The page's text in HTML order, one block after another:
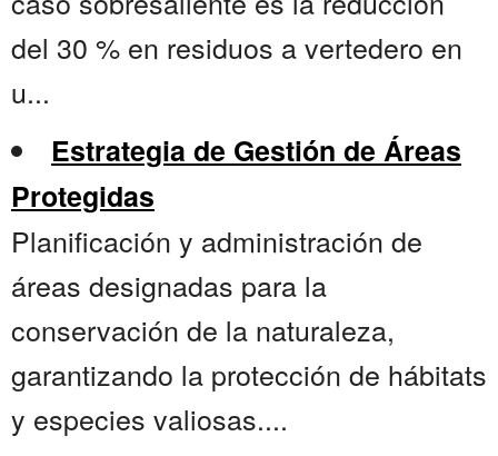
del 30 % en residuos a vertedero en
u...
Estrategia de Gestión de Áreas
Protegidas
Planificación y administración de
áreas designadas para la
conservación de la naturaleza,
garantizando la protección de hábitats
y especies valiosas....